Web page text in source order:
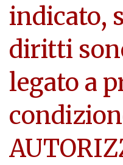
indicato,
diritti
legato a